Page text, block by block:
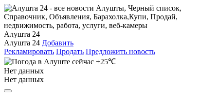
Алушта 24
Алушта 24 Добавить
Рекламировать Продать Предложить новость
+25℃
Нет данных
Нет данных